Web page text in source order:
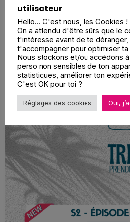
Fixer des objectifs
le cap
utilisateur
Hello... C'est nous, les Cookies !
On a attendu d'être sûrs que le
t'intéresse avant de te déranger,
t'accompagner pour optimiser ta
Nous stockons et/ou accédons
perso non sensibles de ton
statistiques, améliorer ton
C'est OK pour toi ?
Réglages des cookies Oui,